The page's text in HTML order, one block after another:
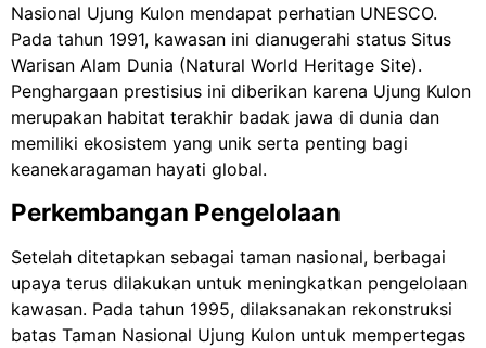
Nasional Ujung Kulon mendapat perhatian UNESCO.
Pada tahun 1991, kawasan ini dianugerahi status Situs
Warisan Alam Dunia (Natural World Heritage Site).
Penghargaan prestisius ini diberikan karena Ujung Kulon
merupakan habitat terakhir badak jawa di dunia dan
memiliki ekosistem yang unik serta penting bagi
keanekaragaman hayati global.
Perkembangan Pengelolaan
Setelah ditetapkan sebagai taman nasional, berbagai
upaya terus dilakukan untuk meningkatkan pengelolaan
kawasan. Pada tahun 1995, dilaksanakan rekonstruksi
batas Taman Nasional Ujung Kulon untuk mempertegas